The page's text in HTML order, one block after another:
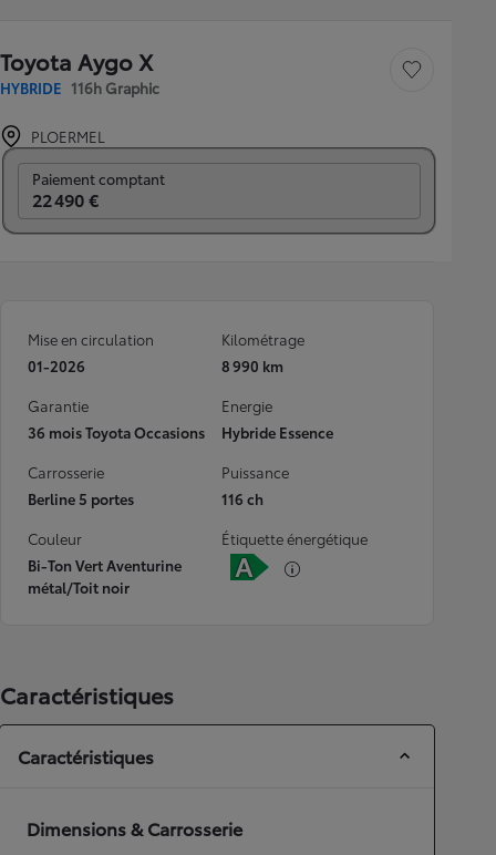
Toyota Aygo X
HYBRIDE 116h Graphic
Sauvegarder le
PLOERMEL
Paiement comptant
22 490 €
Mise en circulation
01-2026
Kilométrage
8 990 km
Garantie
36 mois Toyota Occasions
Energie
Hybride Essence
Carrosserie
Berline 5 portes
Puissance
116 ch
Couleur
Bi-Ton Vert Aventurine
métal/Toit noir
Étiquette énergétique
Caractéristiques
Caractéristiques
Dimensions & Carrosserie